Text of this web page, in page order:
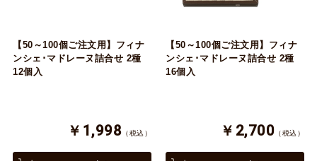
【50～100個ご注文用】フィナ
ンシェ･マドレーヌ詰合せ 2種
12個入
￥1,998 （税込）
【50～100個ご注文用】フィナ
ンシェ･マドレーヌ詰合せ 2種
16個入
￥2,700 （税込）